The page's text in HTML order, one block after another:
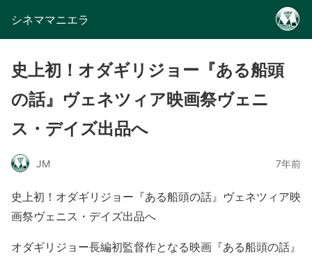
シネママニエラ
史上初！オダギリジョー『ある船頭
の話』ヴェネツィア映画祭ヴェニ
ス・デイズ出品へ
JM 7年前
史上初！オダギリジョー『ある船頭の話』ヴェネツィア映
画祭ヴェニス・デイズ出品へ
オダギリジョー長編初監督作となる映画『ある船頭の話』